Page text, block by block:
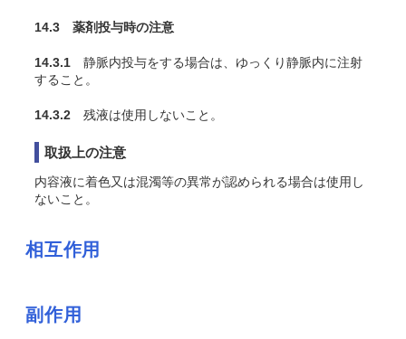
14.3 薬剤投与時の注意
14.3.1 静脈内投与をする場合は、ゆっくり静脈内に注射
すること。
14.3.2 残液は使用しないこと。
取扱上の注意
内容液に着色又は混濁等の異常が認められる場合は使用し
ないこと。
相互作用
副作用